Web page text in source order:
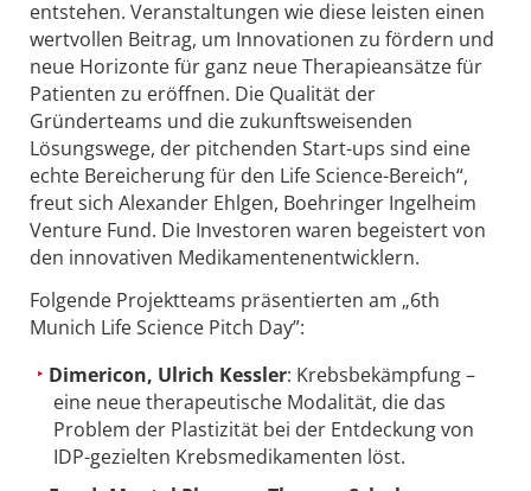
entstehen. Veranstaltungen wie diese leisten einen
wertvollen Beitrag, um Innovationen zu fördern und
neue Horizonte für ganz neue Therapieansätze für
Patienten zu eröffnen. Die Qualität der
Gründerteams und die zukunftsweisenden
Lösungswege, der pitchenden Start-ups sind eine
echte Bereicherung für den Life Science-Bereich“,
freut sich Alexander Ehlgen, Boehringer Ingelheim
Venture Fund. Die Investoren waren begeistert von
den innovativen Medikamentenentwicklern.
Folgende Projektteams präsentierten am „6th
Munich Life Science Pitch Day”:
Dimericon, Ulrich Kessler: Krebsbekämpfung –
eine neue therapeutische Modalität, die das
Problem der Plastizität bei der Entdeckung von
IDP-gezielten Krebsmedikamenten löst.